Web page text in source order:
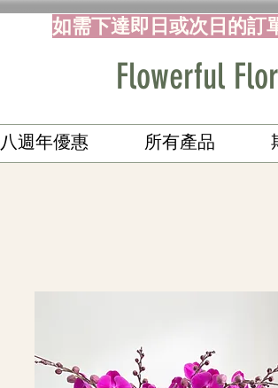
如需下達即日或次日的訂
Flowerful
八週年優惠 所有產品